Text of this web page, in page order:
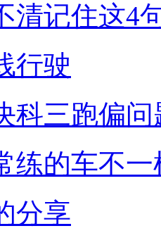
清记住这4
行驶
科三跑偏问
练的车不
分享